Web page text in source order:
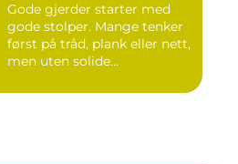
Gode gjerder starter med
gode stolper. Mange tenker
først på tråd, plank eller nett,
men uten solide...